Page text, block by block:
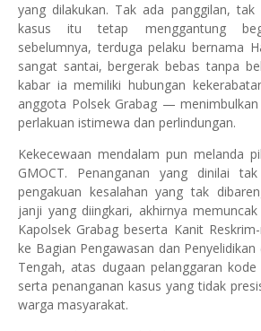
yang dilakukan. Tak ada panggilan,
kasus itu tetap menggantung
sebelumnya, terduga pelaku bernama
sangat santai, bergerak bebas tanpa
kabar ia memiliki hubungan
anggota Polsek Grabag —
perlakuan istimewa dan perlindungan.
Kekecewaan mendalam pun melanda
GMOCT. Penanganan yang dinilai
pengakuan kesalahan yang tak
janji yang diingkari, akhirnya
Kapolsek Grabag beserta Kanit
ke Bagian Pengawasan dan
Tengah, atas dugaan pelanggaran
serta penanganan kasus yang tidak
warga masyarakat.